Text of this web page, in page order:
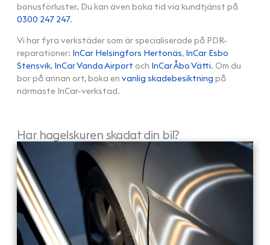
bonusförluster. Du kan även boka tid via kundtjänst på
0300 247 247.
Vi har fyra verkstäder som är specialiserade på PDR-
reparationer: InCar Helsingfors Hertonäs, InCar Esbo
Stensvik, InCar Vanda Airport och InCar Åbo Vätti. Om du
bor på annan ort, boka en vanlig skadebesiktning på
närmaste InCar-verkstad.
Har hagelskuren skadat din bil?